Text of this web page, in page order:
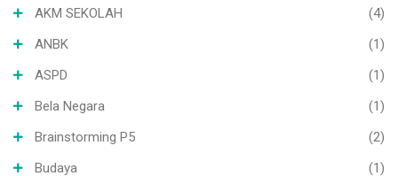
AKM SEKOLAH
(4)
ANBK
(1)
ASPD
(1)
Bela Negara
(1)
Brainstorming P5
(2)
Budaya
(1)